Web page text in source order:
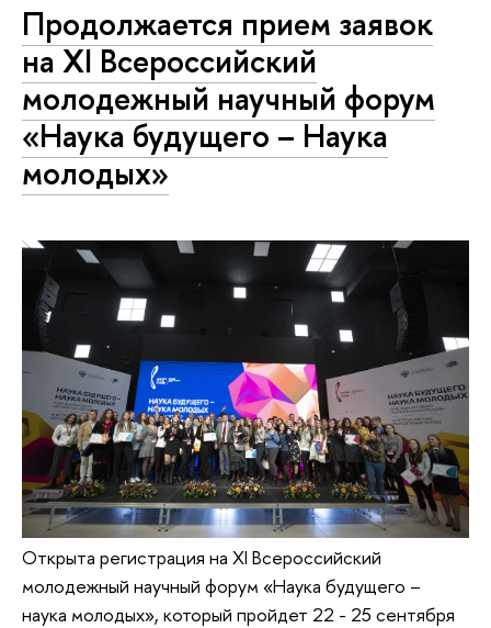
Продолжается прием заявок
на XI Всероссийский
молодежный научный форум
«Наука будущего – Наука
молодых»
Открыта регистрация на XI Всероссийский
молодежный научный форум «Наука будущего –
наука молодых», который пройдет 22 - 25 сентября